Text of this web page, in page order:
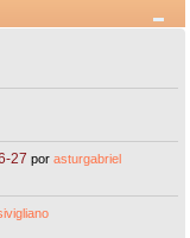
27 porasturgabriel